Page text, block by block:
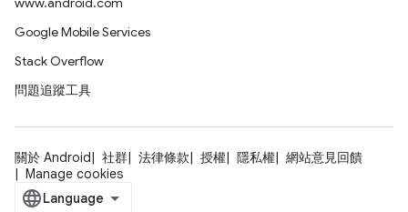
Google Mobile Services
Stack Overflow
問題追蹤工具
關於 Android 社群 法律條款 授權 隱私權
網站意見回饋
Manage cookies